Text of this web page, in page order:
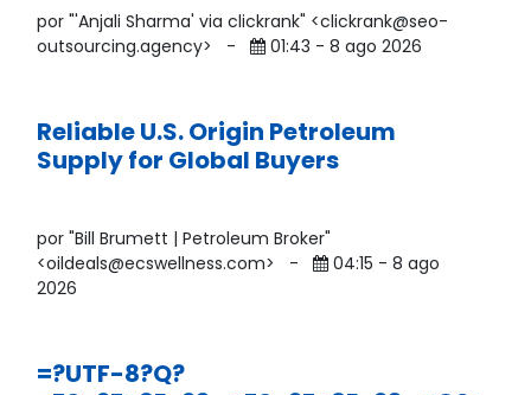
por "'Anjali Sharma' via clickrank" <clickrank@seo-
outsourcing.agency>
- 01:43 - 8 ago 2026
Reliable U.S. Origin Petroleum
Supply for Global Buyers
por "Bill Brumett | Petroleum Broker"
<oildeals@ecswellness.com>
-
04:15 - 8 ago
2026
=?UTF-8?Q?